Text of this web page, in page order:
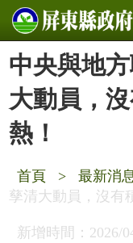
中央與地
大動員，
熱！
首頁 > 最新消
孳清大動員，沒有
新增時間：2026/